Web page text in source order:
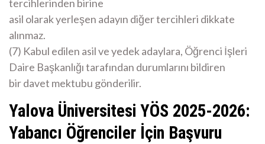
tercihlerinden birine
asil olarak yerleşen adayın diğer tercihleri dikkate
alınmaz.
(7) Kabul edilen asil ve yedek adaylara, Öğrenci İşleri
Daire Başkanlığı tarafından durumlarını bildiren
bir davet mektubu gönderilir.
Yalova Üniversitesi YÖS 2025-2026:
Yabancı Öğrenciler İçin Başvuru